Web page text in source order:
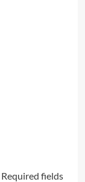
Required fields